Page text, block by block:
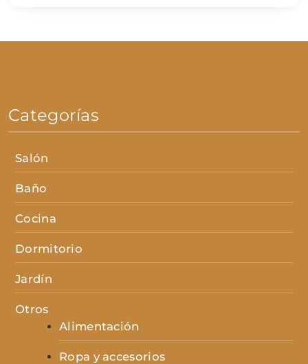
Categorías
Salón
Baño
Cocina
Dormitorio
Jardín
Otros
Alimentación
Ropa y accesorios